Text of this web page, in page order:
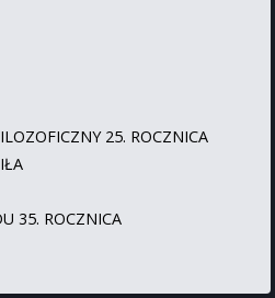
25. ROCZNICA
35. ROCZNICA